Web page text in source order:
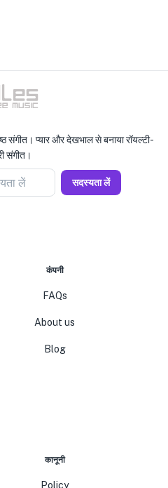
संगीत। प्यार और देखभाल से बनाया रॉयल्टी-
संगीत।
लें सदस्यता लें
कंपनी
FAQs
About us
Blog
कानूनी
Policy